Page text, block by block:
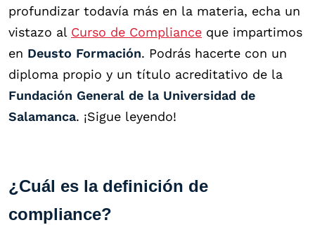
profundizar todavía más en la materia, echa un
vistazo al Curso de Compliance que impartimos
en Deusto Formación. Podrás hacerte con un
diploma propio y un título acreditativo de la
Fundación General de la Universidad de
Salamanca. ¡Sigue leyendo!
¿Cuál es la definición de
compliance?